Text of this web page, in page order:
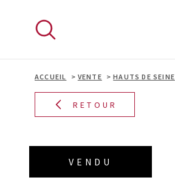
ACCUEIL VENTE HAUTS DE SEINE
RETOUR
VENDU